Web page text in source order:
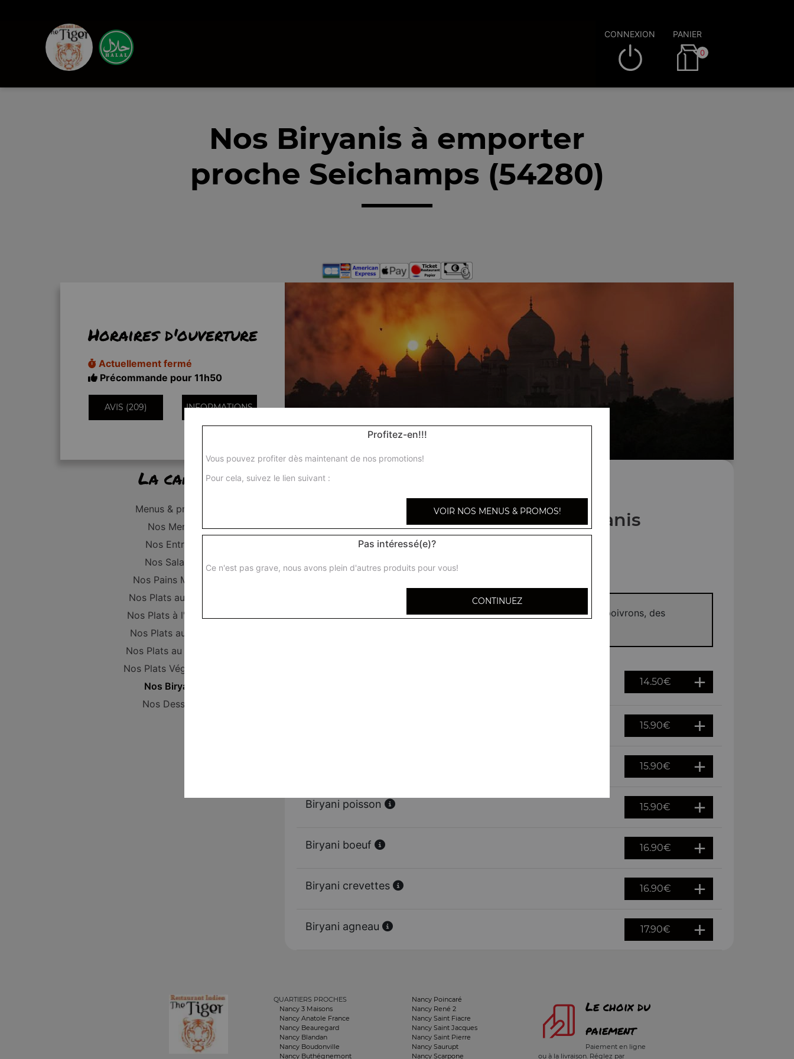
CONNEXION PANIER
0
Nos Biryanis à emporter
proche Seichamps (54280)
Horaires d'ouverture
Actuellement fermé
Précommande pour 11h50
AVIS (209) INFORMATIONS
La carte
Menus & promos
Nos Menus
Nos Entrées
Nos Salades
Nos Pains Maison
Nos Plats au poulet
Nos Plats à l'Agneau
Nos Plats au Boeuf
Nos Plats au Poisson
Nos Plats Végétariens
Nos Biryanis
Nos Desserts
Nos Biryanis
Le Biryani est un plat traditionnel, cuisiné et du riz basmati, des poivrons, des
14.50€
15.90€
15.90€
Biryani poisson 15.90€
Biryani boeuf 16.90€
Biryani crevettes 16.90€
Biryani agneau 17.90€
QUARTIERS PROCHES
Nancy 3 Maisons
Nancy Anatole France
Nancy Beauregard
Nancy Blandan
Nancy Boudonville
Nancy Buthégnemont
Nancy Poincaré
Nancy René 2
Nancy Saint Fiacre
Nancy Saint Jacques
Nancy Saint Pierre
Nancy Saurupt
Nancy Scarpone
Le choix du
paiement
Paiement en ligne
ou à la livraison. Réglez par
Profitez-en!!!
Vous pouvez profiter dès maintenant de nos promotions!
Pour cela, suivez le lien suivant :
VOIR NOS MENUS & PROMOS!
Pas intéressé(e)?
Ce n'est pas grave, nous avons plein d'autres produits pour vous!
CONTINUEZ